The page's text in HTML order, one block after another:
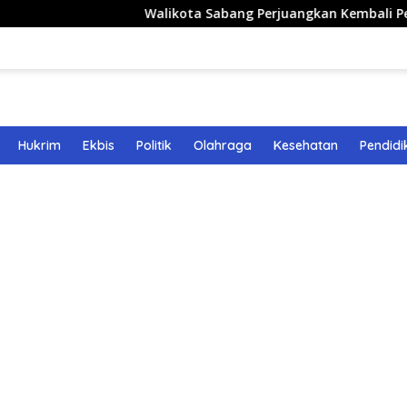
Walikota Sabang Perjuangkan Kembali Penerbangan
Hukrim Ekbis Politik Olahraga Kesehatan